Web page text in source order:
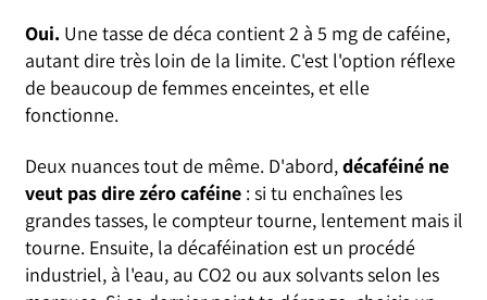
Oui.Une tasse de déca contient 2 à 5 mg de caféine,
autant dire très loin de la limite. C'est l'option réflexe
de beaucoup de femmes enceintes, et elle
fonctionne.
Deux nuances tout de même. D'abord,décaféiné ne
veut pas dire zéro caféine: si tu enchaînes les
grandes tasses, le compteur tourne, lentement mais il
tourne. Ensuite, la décaféination est un procédé
industriel, à l'eau, au CO2 ou aux solvants selon les